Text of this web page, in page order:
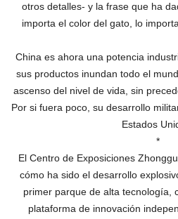
otros detalles- y la frase que ha
importa el color del gato, lo
China es ahora una potencia
sus productos inundan todo el
ascenso del nivel de vida, sin
Por si fuera poco, su desarrollo
Estados
*
El Centro de Exposiciones
cómo ha sido el desarrollo
primer parque de alta tecnología,
plataforma de innovación